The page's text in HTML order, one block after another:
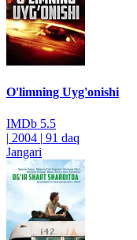
O'limning Uyg'onishi
IMDb 5.5
| 2004 | 91 daq
Jangari